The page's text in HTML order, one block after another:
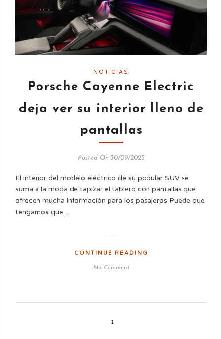
NOTICIAS
Porsche Cayenne Electric
deja ver su interior lleno de
pantallas
Posted On 30/09/2025
El interior del modelo eléctrico de su popular SUV se
suma a la moda de tapizar el tablero con pantallas que
ofrecen mucha información para los pasajeros Puede que
tengamos que …
CONTINUE READING
No Comment
1